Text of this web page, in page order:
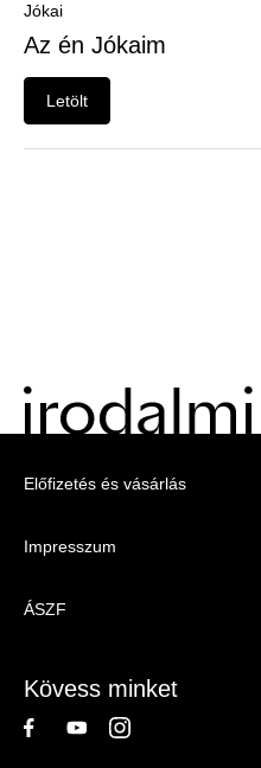
Jókai
Az én Jókaim
Letölt
Menu
Irodalmi
Előfizetés és vásárlás
Impresszum
ÁSZF
Kövess minket